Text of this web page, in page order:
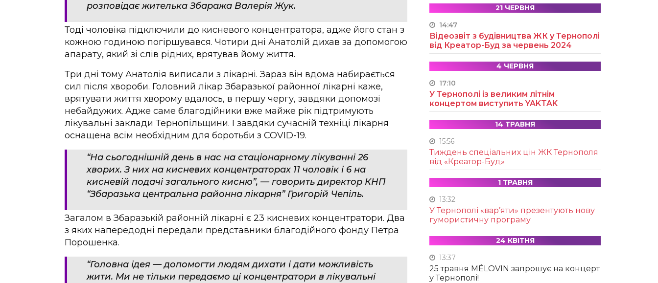
розповідає жителька Збаража Валерія Жук.
Тоді чоловіка підключили до кисневого концентратора, адже його стан з
кожною годиною погіршувався. Чотири дні Анатолій дихав за допомогою
апарату, який зі слів рідних, врятував йому життя.
Три дні тому Анатолія виписали з лікарні. Зараз він вдома набирається
сил після хвороби. Головний лікар Збаразької районної лікарні каже,
врятувати життя хворому вдалось, в першу чергу, завдяки допомозі
небайдужих. Адже саме благодійники вже майже рік підтримують
лікувальні заклади Тернопільщини. І завдяки сучасній техніці лікарня
оснащена всім необхідним для боротьби з COVID-19.
“На сьогоднішній день в нас на стаціонарному лікуванні 26
хворих. З них на кисневих концентраторах 11 чоловік і 6 на
кисневій подачі загального кисню”, — говорить директор КНП
“Збаразька центральна районна лікарня” Григорій Чепіль.
Загалом в Збаразькій районній лікарні є 23 кисневих концентратори. Два
з яких напередодні передали представники благодійного фонду Петра
Порошенка.
“Головна ідея — допомогти людям дихати і дати можливість
жити. Ми не тільки передаємо ці концентратори в лікувальні
21 ЧЕРВНЯ
14:47
Відеозвіт з будівництва ЖК у Тернополі
від Креатор-Буд за червень 2024
4 ЧЕРВНЯ
17:10
У Тернополі із великим літнім
концертом виступить YAKTAK
14 ТРАВНЯ
15:56
Тиждень спеціальних цін ЖК Тернополя
від «Креатор-Буд»
1 ТРАВНЯ
13:32
У Тернополі «вар’яти» презентують нову
гумористичну програму
24 КВІТНЯ
13:37
25 травня MÉLOVIN запрошує на концерт
у Тернополі!